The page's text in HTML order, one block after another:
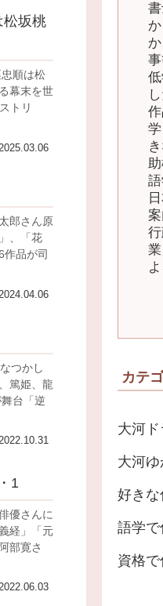
松坂桃
順は松
幕末を世
トリ
2025.03.06
郎さん原
、「花
品が司
2024.04.06
つかし
篤姫、龍
台「逆
1
優さんに
経」「元
部寛さ
カテ
大河ド
大河
好きな
語学で
資格